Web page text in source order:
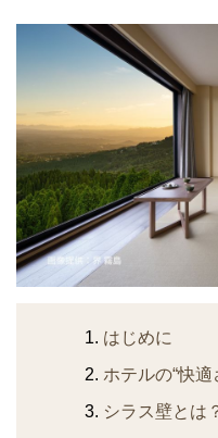
はじめに
ホテルの“快適
シラス壁とは